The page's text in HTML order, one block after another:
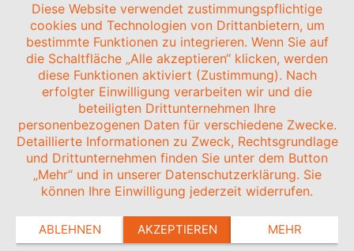
Diese Website verwendet zustimmungspflichtige
cookies und Technologien von Drittanbietern, um
bestimmte Funktionen zu integrieren. Wenn Sie auf
die Schaltfläche „Alle akzeptieren“ klicken, werden
diese Funktionen aktiviert (Zustimmung). Nach
erfolgter Einwilligung verarbeiten wir und die
beteiligten Drittunternehmen Ihre
personenbezogenen Daten für verschiedene Zwecke.
Detaillierte Informationen zu Zweck, Rechtsgrundlage
und Drittunternehmen finden Sie unter dem Button
„Mehr“ und in unserer Datenschutzerklärung. Sie
können Ihre Einwilligung jederzeit widerrufen.
ABLEHNEN AKZEPTIEREN MEHR